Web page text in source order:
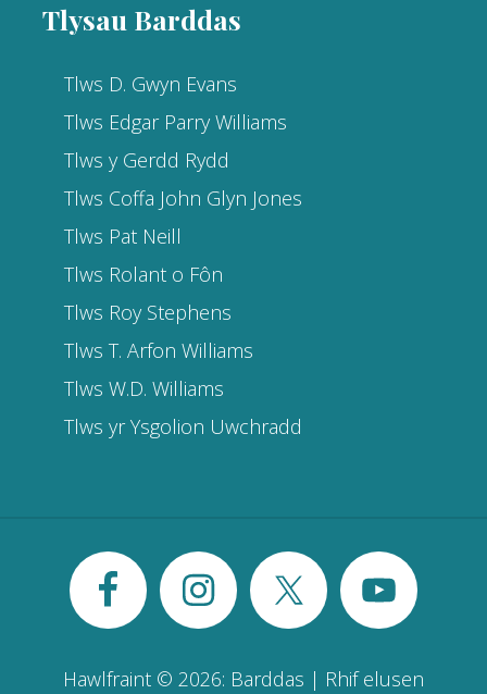
Tlysau Barddas
Tlws D. Gwyn Evans
Tlws Edgar Parry Williams
Tlws y Gerdd Rydd
Tlws Coffa John Glyn Jones
Tlws Pat Neill
Tlws Rolant o Fôn
Tlws Roy Stephens
Tlws T. Arfon Williams
Tlws W.D. Williams
Tlws yr Ysgolion Uwchradd
Footer
Hawlfraint © 2026: Barddas | Rhif elusen